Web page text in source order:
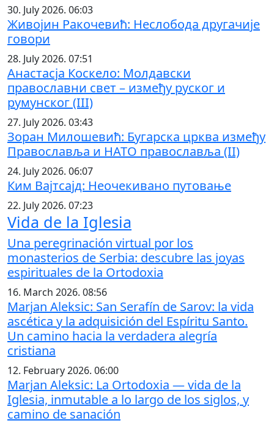
30. July 2026. 06:03
Живојин Ракочевић: Неслобода другачије
говори
28. July 2026. 07:51
Анастасја Коскело: Молдавски
православни свет – између руског и
румунског (III)
27. July 2026. 03:43
Зоран Милошевић: Бугарска црква између
Православља и НАТО православља (II)
24. July 2026. 06:07
Ким Вајтсајд: Неочекивано путовање
22. July 2026. 07:23
Vida de la Iglesia
Una peregrinación virtual por los
monasterios de Serbia: descubre las joyas
espirituales de la Ortodoxia
16. March 2026. 08:56
Marjan Aleksic: San Serafín de Sarov: la vida
ascética y la adquisición del Espíritu Santo.
Un camino hacia la verdadera alegría
cristiana
12. February 2026. 06:00
Marjan Aleksic: La Ortodoxia — vida de la
Iglesia, inmutable a lo largo de los siglos, y
camino de sanación